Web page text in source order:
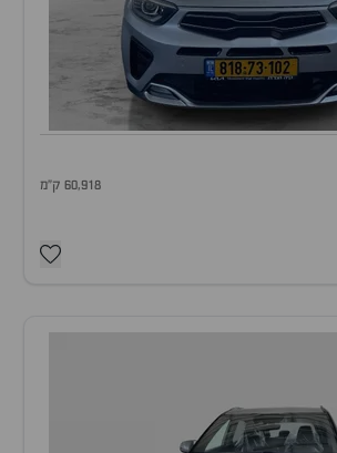
60,918 ק"מ